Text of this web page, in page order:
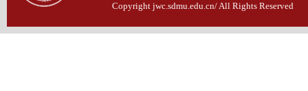
Copyright jwc.sdmu.edu.cn/ All Rights Reserved